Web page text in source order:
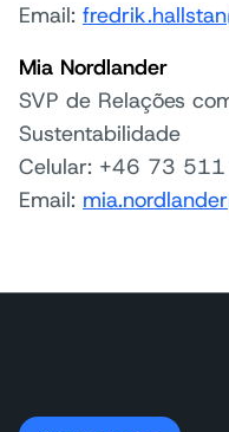
Email:
Mia Nordlander
SVP de Relações
Sustentabilidade
Celular: +46 73
Email: